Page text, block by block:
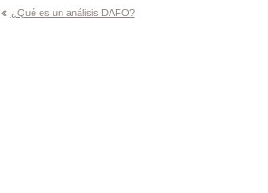
Navegación
¿Qué es un análisis DAFO?